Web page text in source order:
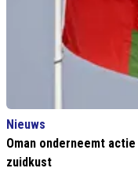
Nieuws
Oman onderneemt
zuidkust